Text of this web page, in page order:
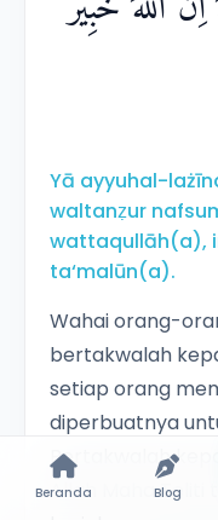
Yā ayyuhal-
waltanẓur
wattaqullāh(a),
ta‘malūn(a).
Wahai orang-
bertakwalah
setiap orang
diperbuatnya
Bertakwalah
Allah Maha Teliti
Beranda Blog